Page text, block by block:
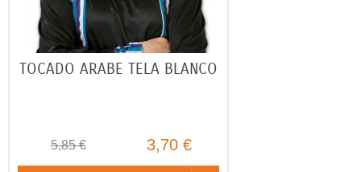
TOCADO ARABE TELA BLANCO
5,85 € 3,70 €